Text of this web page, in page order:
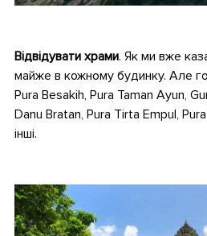
Відвідувати храми. Як ми вже
майже в кожному будинку. Але
Pura Besakih, Pura Taman Ayun,
Danu Bratan, Pura Tirta Empul,
інші.